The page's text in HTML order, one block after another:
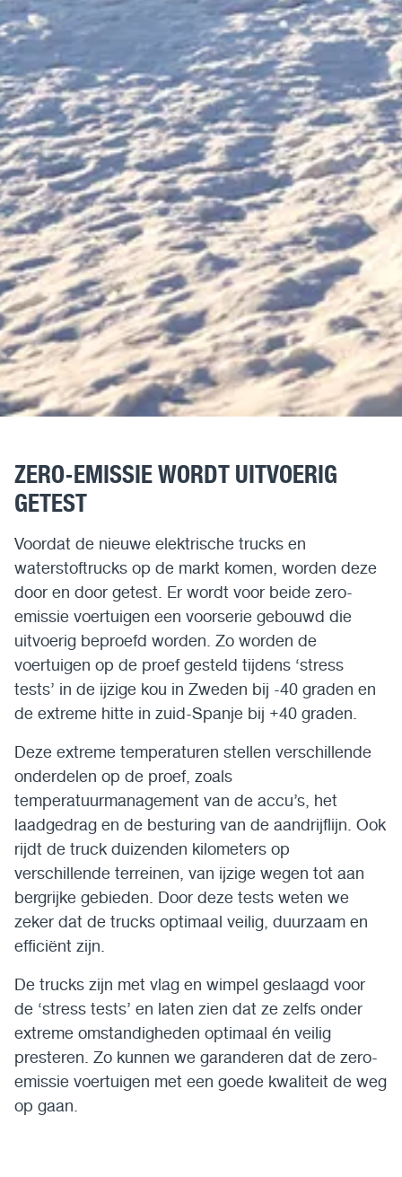
ZERO-EMISSIE WORDT UITVOERIG
GETEST
Voordat de nieuwe elektrische trucks en
waterstoftrucks op de markt komen, worden deze
door en door getest. Er wordt voor beide zero-
emissie voertuigen een voorserie gebouwd die
uitvoerig beproefd worden. Zo worden de
voertuigen op de proef gesteld tijdens ‘stress
tests’ in de ijzige kou in Zweden bij -40 graden en
de extreme hitte in zuid-Spanje bij +40 graden.
Deze extreme temperaturen stellen verschillende
onderdelen op de proef, zoals
temperatuurmanagement van de accu’s, het
laadgedrag en de besturing van de aandrijflijn. Ook
rijdt de truck duizenden kilometers op
verschillende terreinen, van ijzige wegen tot aan
bergrijke gebieden. Door deze tests weten we
zeker dat de trucks optimaal veilig, duurzaam en
efficiënt zijn.
De trucks zijn met vlag en wimpel geslaagd voor
de ‘stress tests’ en laten zien dat ze zelfs onder
extreme omstandigheden optimaal én veilig
presteren. Zo kunnen we garanderen dat de zero-
emissie voertuigen met een goede kwaliteit de weg
op gaan.